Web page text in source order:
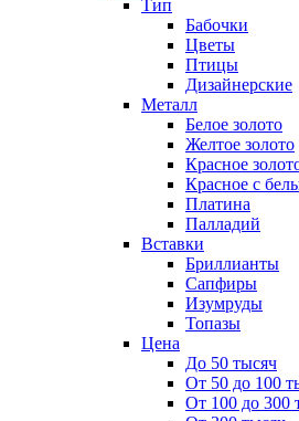
Тип
Бабочки
Цветы
Птицы
Дизайнерские
Металл
Белое золото
Желтое золото
Красное
Красное с
Платина
Палладий
Вставки
Бриллианты
Сапфиры
Изумруды
Топазы
Цена
До 50 тысяч
От 50 до 100
От 100 до 300